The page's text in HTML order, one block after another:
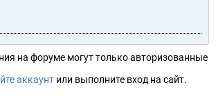
на форуме могут только авторизованные
аккаунт или выполните вход на сайт.